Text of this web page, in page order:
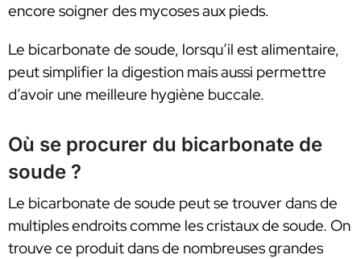
encore soigner des mycoses aux pieds.
Le bicarbonate de soude, lorsqu’il est alimentaire,
peut simplifier la digestion mais aussi permettre
d’avoir une meilleure hygiène buccale.
Où se procurer du bicarbonate de
soude ?
Le bicarbonate de soude peut se trouver dans de
multiples endroits comme les cristaux de soude. On
trouve ce produit dans de nombreuses grandes